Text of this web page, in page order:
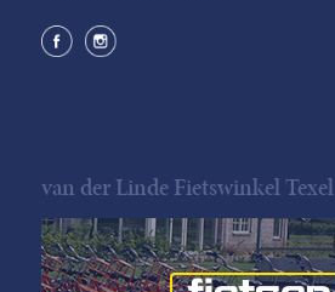
van der Linde Fietswinkel Texel